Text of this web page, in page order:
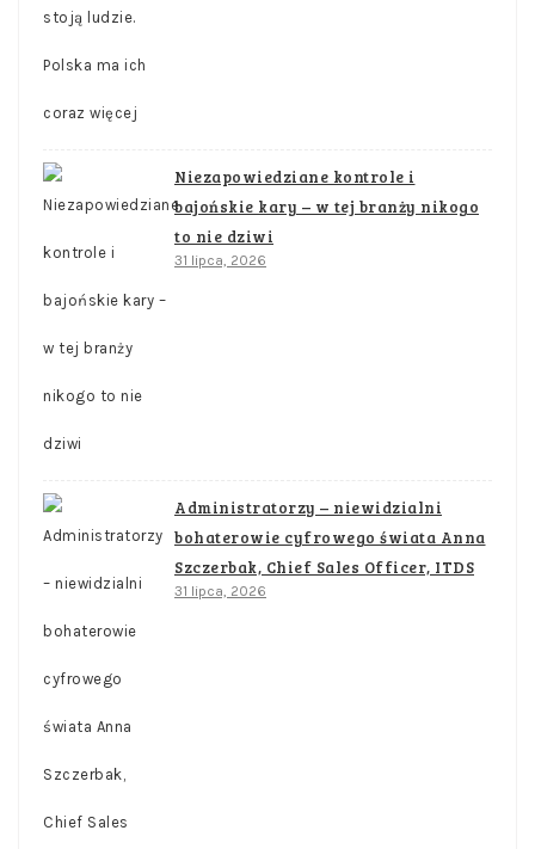
Niezapowiedziane kontrole i
bajońskie kary – w tej branży nikogo
to nie dziwi
31 lipca, 2026
Administratorzy – niewidzialni
bohaterowie cyfrowego świata Anna
Szczerbak, Chief Sales Officer, ITDS
31 lipca, 2026